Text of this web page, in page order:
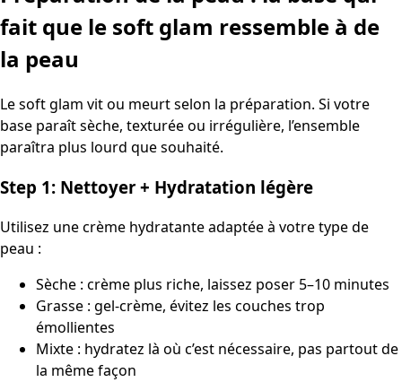
fait que le soft glam ressemble à de
la peau
Le soft glam vit ou meurt selon la préparation. Si votre
base paraît sèche, texturée ou irrégulière, l’ensemble
paraîtra plus lourd que souhaité.
Step 1: Nettoyer + Hydratation légère
Utilisez une crème hydratante adaptée à votre type de
peau :
Sèche : crème plus riche, laissez poser 5–10 minutes
Grasse : gel-crème, évitez les couches trop
émollientes
Mixte : hydratez là où c’est nécessaire, pas partout de
la même façon